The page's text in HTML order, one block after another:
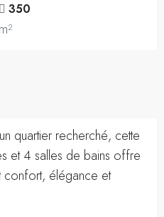
350
m²
quartier recherché, cette
et 4 salles de bains offre
confort, élégance et